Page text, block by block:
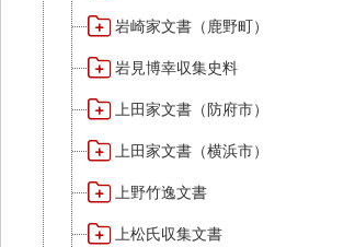
岩崎家文書（鹿野町）
岩見博幸収集史料
上田家文書（防府市）
上田家文書（横浜市）
上野竹逸文書
上松氏収集文書